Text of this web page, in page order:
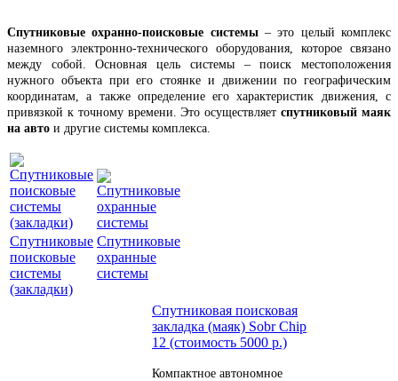
Спутниковые охранно-поисковые системы– это целый комплекс
наземного электронно-технического оборудования, которое связано
между собой. Основная цель системы – поиск местоположения
нужного объекта при его стоянке и движении по географическим
координатам, а также определение его характеристик движения, с
привязкой к точному времени. Это осуществляетспутниковый маяк
на авто и другие системы комплекса.
Спутниковые
поисковые
системы
(закладки)
Спутниковые
охранные
системы
Спутниковая поисковая
закладка (маяк) Sobr Chip
12 (стоимость 5000 р.)
Компактное автономное